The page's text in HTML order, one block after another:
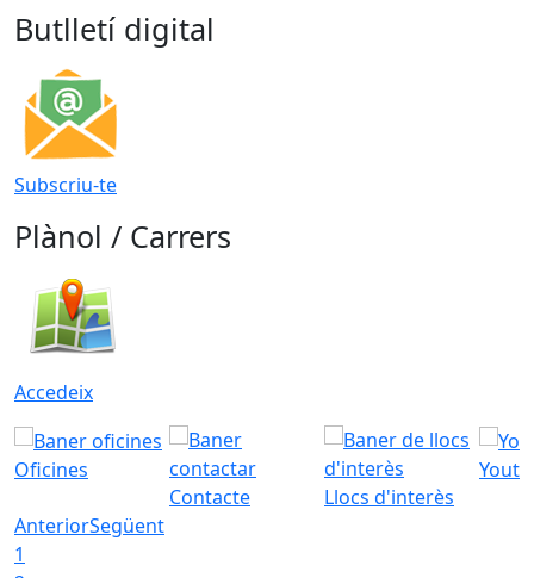
Butlletí digital
Subscriu-te
Plànol / Carrers
Accedeix
Oficines
Contacte
Llocs d'interès
AnteriorSegüent
1